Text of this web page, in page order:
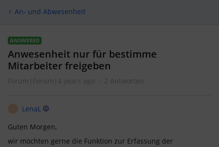
An- und Abwesenheit
ANSWERED
Anwesenheit nur für bestimme
Mitarbeiter freigeben
Forum|Forum|4 years ago 2 Antworten
LenaL
Guten Morgen,
wir möchten gerne die Funktion zur Erfassung der